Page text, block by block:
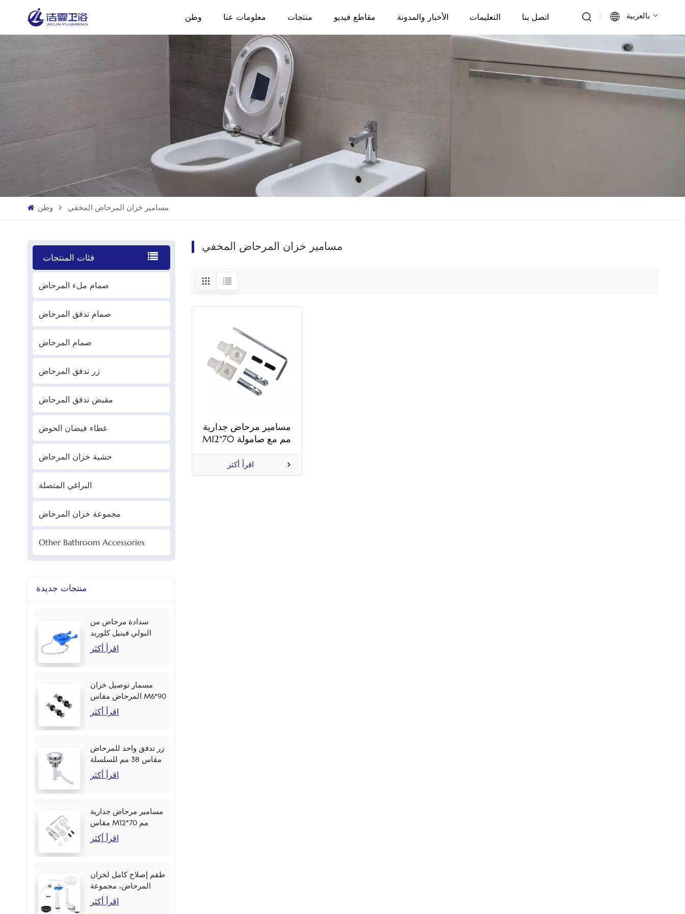
وطن معلومات عنا منتجات مقاطع فيديو الأخبار والمدونة التعليمات اتصل بنا بالعربية
Français
وطن مسامير خزان المرحاض المخفي
فئات المنتجات
صمام ملء المرحاض
صمام تدفق المرحاض
صمام المرحاض
زر تدفق المرحاض
مقبض تدفق المرحاض
غطاء فيضان الحوض
حشية خزان المرحاض
البراغي المتصلة
مجموعة خزان المرحاض
Other Bathroom Accessories
منتجات جديدة
سدادة مرحاض من
البولي فينيل كلوريد
مقاس 2 بوصة بألوان
متعددة
اقرأ أكثر
مسمار توصيل خزان
المرحاض مقاس M6*90
مم
اقرأ أكثر
زر تدفق واحد للمرحاض
مقاس 38 مم للسلسلة
اقرأ أكثر
مسامير مرحاض جدارية
مقاس M12*70 مم
اقرأ أكثر
طقم إصلاح كامل لخزان
المرحاض، مجموعة
بوصة
اقرأ أكثر
مسامير خزان المرحاض المخفي
مسامير مرحاض جدارية
M12*70 مم مع صامولة
اقرأ أكثر